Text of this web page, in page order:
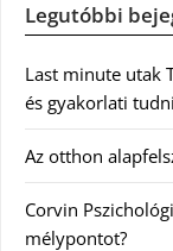
Legutóbbi
Last minute utak
és gyakorlati
Az otthon
Corvin
mélypontot?